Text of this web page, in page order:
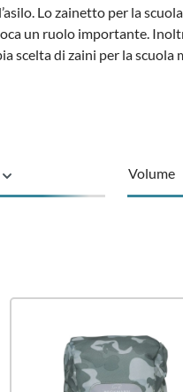
Lo zainetto per la
un ruolo importante.
scelta di zaini per la
Volume